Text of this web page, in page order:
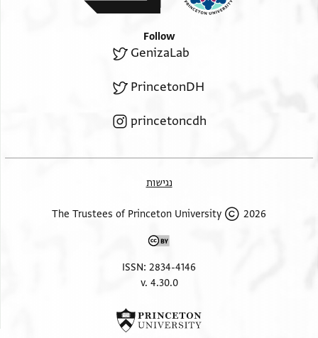
Follow
GenizaLab
PrincetonDH
princetoncdh
נגישות
2026 The Trustees of Princeton University
ISSN: 2834-4146
v. 4.30.0